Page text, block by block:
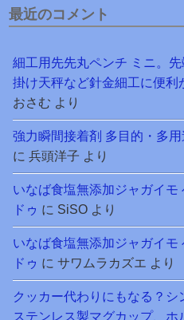
最近のコメント
細工用先先丸ペンチ ミニ。
掛け天秤など針金細工に便利
おさむ より
強力瞬間接着剤 多目的・多
に兵頭洋子 より
いなば食塩無添加ジャガイモ
ドゥ に SiSO より
いなば食塩無添加ジャガイモ
ドゥ にサワムラカズエ より
クッカー代わりにもなる？シ
ステンレス製マグカップ、